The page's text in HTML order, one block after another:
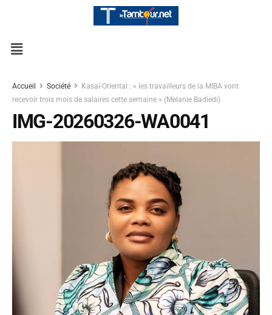
Accueil Société
Kasaï-Oriental : « les travailleurs de la MIBA vont
recevoir trois mois de salaires cette semaine » (Melanie Badiedi)
IMG-20260326-WA0041